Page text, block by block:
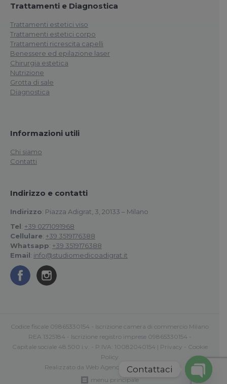
Trattamenti e Diagnostica
Trattamenti estetici viso
Trattamenti estetici corpo
Trattamenti ricrescita capelli
Benessere ed epilazione laser
Chirurgia estetica
Nutrizione
Grotta di sale
Diagnostica
Informazioni utili
Chi siamo
Contatti
Indirizzo e contatti
Indirizzo: Piazza Adigrat, 3, 20133 – Milano
Tel: +39 0271091968
Cellulare: +39 3519176388
Whatsapp: +39 3519176388
Email: info@studiomedicoadigrat.it
Codice fiscale 09865330154 - Iscrizione camera di commercio Milano
REA 1325184 - Iscrizione registro imprese 09865330154 -
Capitale sociale 48.500 i.v. - P.IVA: 10082040154 | Privacy - Cookie
Policy
Realizzato da Web Agency Roma Comunica
menu principale
Contattaci